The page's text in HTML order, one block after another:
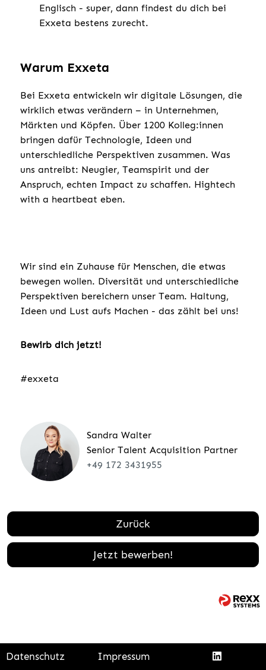
Englisch - super, dann findest du dich bei
Exxeta bestens zurecht.
Warum Exxeta
Bei Exxeta entwickeln wir digitale Lösungen, die
wirklich etwas verändern – in Unternehmen,
Märkten und Köpfen. Über 1200 Kolleg:innen
bringen dafür Technologie, Ideen und
unterschiedliche Perspektiven zusammen. Was
uns antreibt: Neugier, Teamspirit und der
Anspruch, echten Impact zu schaffen. Hightech
with a heartbeat eben.
Wir sind ein Zuhause für Menschen, die etwas
bewegen wollen. Diversität und unterschiedliche
Perspektiven bereichern unser Team. Haltung,
Ideen und Lust aufs Machen - das zählt bei uns!
Bewirb dich jetzt!
#exxeta
Sandra Walter
Senior Talent Acquisition Partner
+49 172 3431955
Zurück
Jetzt bewerben!
Datenschutz Impressum